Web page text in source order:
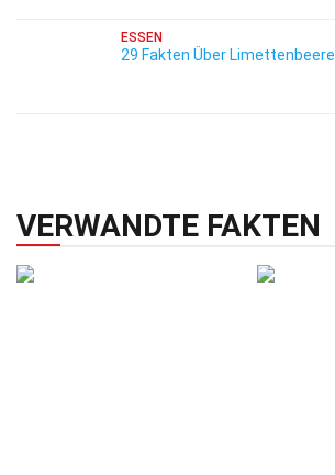
ESSEN
29 Fakten Über Limettenbeere
VERWANDTE FAKTEN